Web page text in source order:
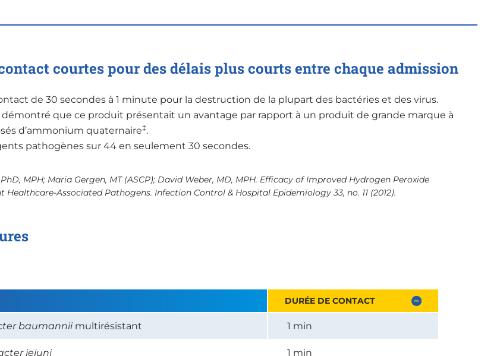
courtes pour des délais plus courts entre chaque admission
de 30 secondes à 1 minute pour la destruction de la plupart des bactéries et des virus.
que ce produit présentait un avantage par rapport à un produit de grande marque à
d’ammonium quaternaire‡.
pathogènes sur 44 en seulement 30 secondes.
MPH; Maria Gergen, MT (ASCP); David Weber, MD, MPH. Efficacy of Improved Hydrogen Peroxide
Associated Pathogens. Infection Control & Hospital Epidemiology 33, no. 11 (2012).
DURÉE DE CONTACT
baumanniimultirésistant 1 min
jejuni 1 min